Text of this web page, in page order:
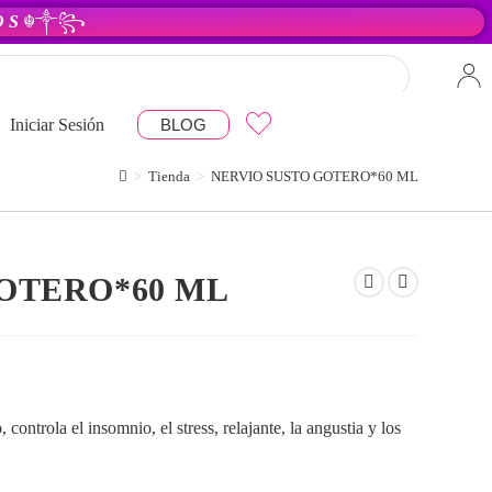
S ☬༒꧂
Iniciar Sesión BLOG
> Tienda > NERVIO SUSTO GOTERO*60 ML
ML
controla el insomnio, el stress, relajante, la angustia y los